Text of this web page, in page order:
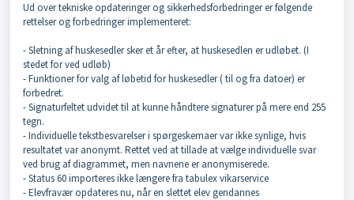
Ud over tekniske opdateringer og sikkerhedsforbedringer er følgende
rettelser og forbedringer implementeret:
- Sletning af huskesedler sker et år efter, at huskesedlen er udløbet. (I
stedet for ved udløb)
- Funktioner for valg af løbetid for huskesedler ( til og fra datoer) er
forbedret.
- Signaturfeltet udvidet til at kunne håndtere signaturer på mere end 255
tegn.
- Individuelle tekstbesvarelser i spørgeskemaer var ikke synlige, hvis
resultatet var anonymt. Rettet ved at tillade at vælge individuelle svar
ved brug af diagrammet, men navnene er anonymiserede.
- Status 60 importeres ikke længere fra tabulex vikarservice
- Elevfravær opdateres nu, når en slettet elev gendannes